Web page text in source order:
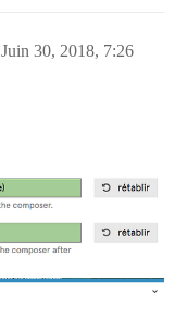
Juin 30, 2018, 7:26